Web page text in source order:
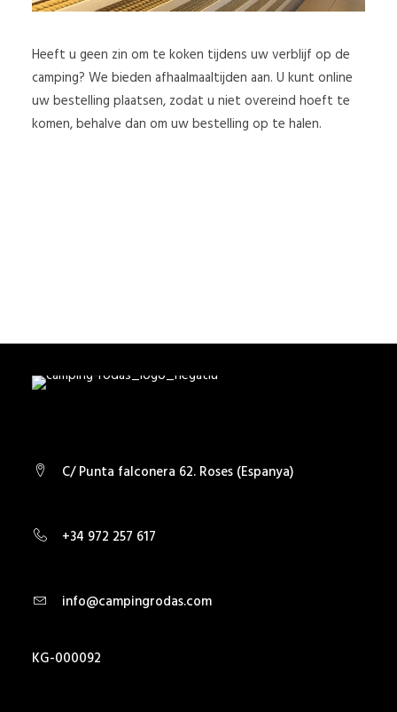
SEARCH
Heeft u geen zin om te koken tijdens uw verblijf op de
camping? We bieden afhaalmaaltijden aan. U kunt online
uw bestelling plaatsen, zodat u niet overeind hoeft te
komen, behalve dan om uw bestelling op te halen.
C/ Punta falconera 62. Roses (Espanya)
+34 972 257 617
info@campingrodas.com
KG-000092